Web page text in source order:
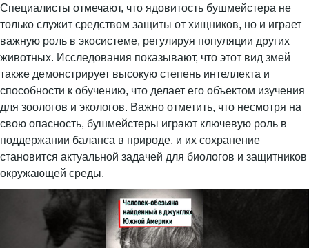
Специалисты отмечают, что ядовитость бушмейстера не
только служит средством защиты от хищников, но и играет
важную роль в экосистеме, регулируя популяции других
животных. Исследования показывают, что этот вид змей
также демонстрирует высокую степень интеллекта и
способности к обучению, что делает его объектом изучения
для зоологов и экологов. Важно отметить, что несмотря на
свою опасность, бушмейстеры играют ключевую роль в
поддержании баланса в природе, и их сохранение
становится актуальной задачей для биологов и защитников
окружающей среды.